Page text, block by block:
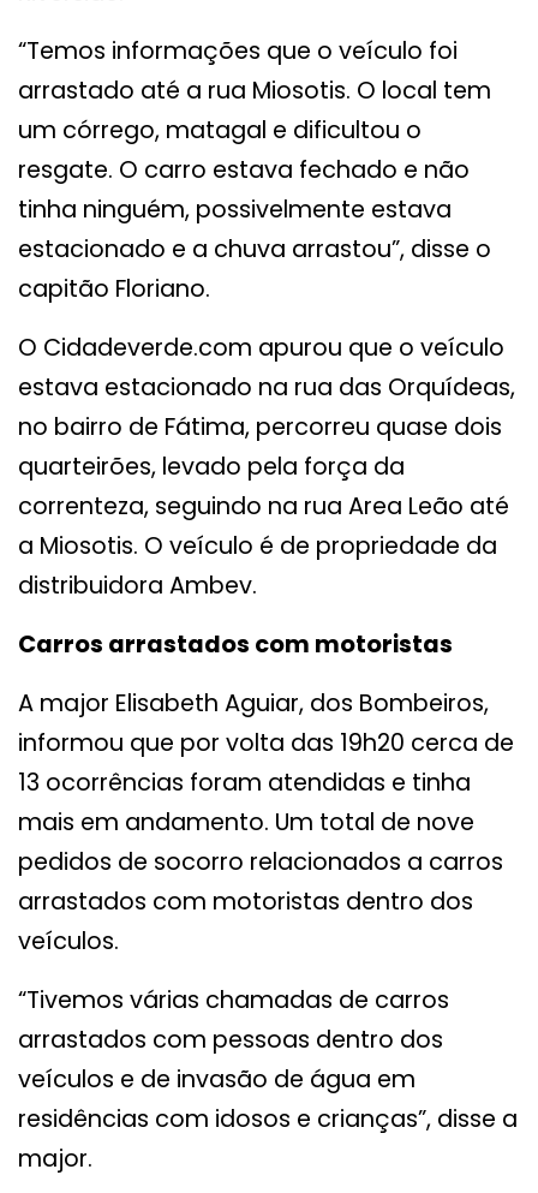
“Temos informações que o veículo foi
arrastado até a rua Miosotis. O local tem
um córrego, matagal e dificultou o
resgate. O carro estava fechado e não
tinha ninguém, possivelmente estava
estacionado e a chuva arrastou”, disse o
capitão Floriano.
O Cidadeverde.com apurou que o veículo
estava estacionado na rua das Orquídeas,
no bairro de Fátima, percorreu quase dois
quarteirões, levado pela força da
correnteza, seguindo na rua Area Leão até
a Miosotis. O veículo é de propriedade da
distribuidora Ambev.
Carros arrastados com motoristas
A major Elisabeth Aguiar, dos Bombeiros,
informou que por volta das 19h20 cerca de
13 ocorrências foram atendidas e tinha
mais em andamento. Um total de nove
pedidos de socorro relacionados a carros
arrastados com motoristas dentro dos
veículos.
“Tivemos várias chamadas de carros
arrastados com pessoas dentro dos
veículos e de invasão de água em
residências com idosos e crianças”, disse a
major.